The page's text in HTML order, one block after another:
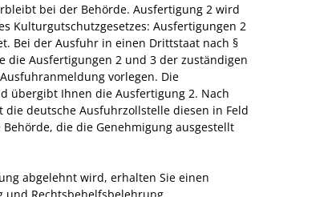
bei der Behörde. Ausfertigung 2 wird
Kulturgutschutzgesetzes: Ausfertigungen 2
Bei der Ausfuhr in einen Drittstaat nach §
die Ausfertigungen 2 und 3 der zuständigen
vorlegen. Die
übergibt Ihnen die Ausfertigung 2. Nach
deutsche Ausfuhrzollstelle diesen in Feld
die die Genehmigung ausgestellt
abgelehnt wird, erhalten Sie einen